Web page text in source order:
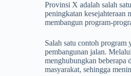
Provinsi X adalah salah
peningkatan kesejahteraan
membangun program-
Salah satu contoh
pembangunan jalan.
menghubungkan beberapa
masyarakat, sehingga